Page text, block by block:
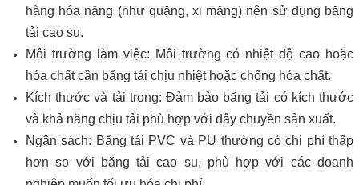
hàng hóa nặng (như quặng, xi măng) nên sử dụng băng
tải cao su.
Môi trường làm việc: Môi trường có nhiệt độ cao hoặc
hóa chất cần băng tải chịu nhiệt hoặc chống hóa chất.
Kích thước và tải trọng: Đảm bảo băng tải có kích thước
và khả năng chịu tải phù hợp với dây chuyền sản xuất.
Ngân sách: Băng tải PVC và PU thường có chi phí thấp
hơn so với băng tải cao su, phù hợp với các doanh